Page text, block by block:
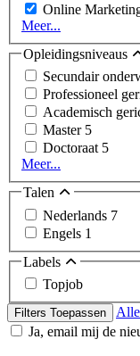
Online
Meer...
Opleidingsniveaus
Secundair
Professioneel
Academisch
Master 5
Doctoraat 5
Meer...
Talen
Nederlands 7
Engels 1
Labels
Topjob
Filters Toepassen
Ja, email mij de